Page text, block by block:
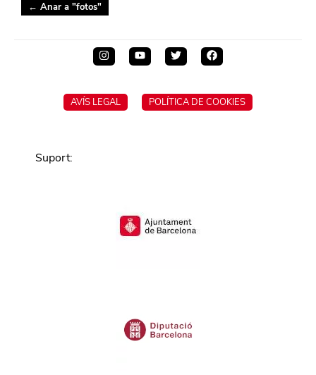
← Anar a "fotos"
AVÍS LEGAL POLÍTICA DE COOKIES
Suport: